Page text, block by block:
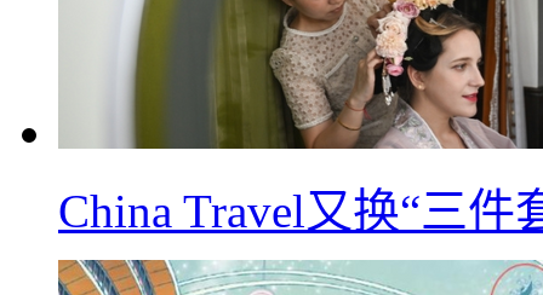
China Travel又换“三